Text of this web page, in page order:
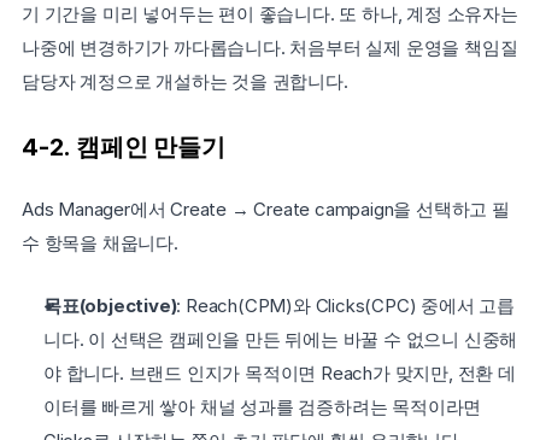
기 기간을 미리 넣어두는 편이 좋습니다. 또 하나, 계정 소유자는
나중에 변경하기가 까다롭습니다. 처음부터 실제 운영을 책임질
담당자 계정으로 개설하는 것을 권합니다.
4-2. 캠페인 만들기
Ads Manager에서 Create → Create campaign을 선택하고 필
수 항목을 채웁니다.
목표(objective): Reach(CPM)와 Clicks(CPC) 중에서 고릅
니다. 이 선택은 캠페인을 만든 뒤에는 바꿀 수 없으니 신중해
야 합니다. 브랜드 인지가 목적이면 Reach가 맞지만, 전환 데
이터를 빠르게 쌓아 채널 성과를 검증하려는 목적이라면